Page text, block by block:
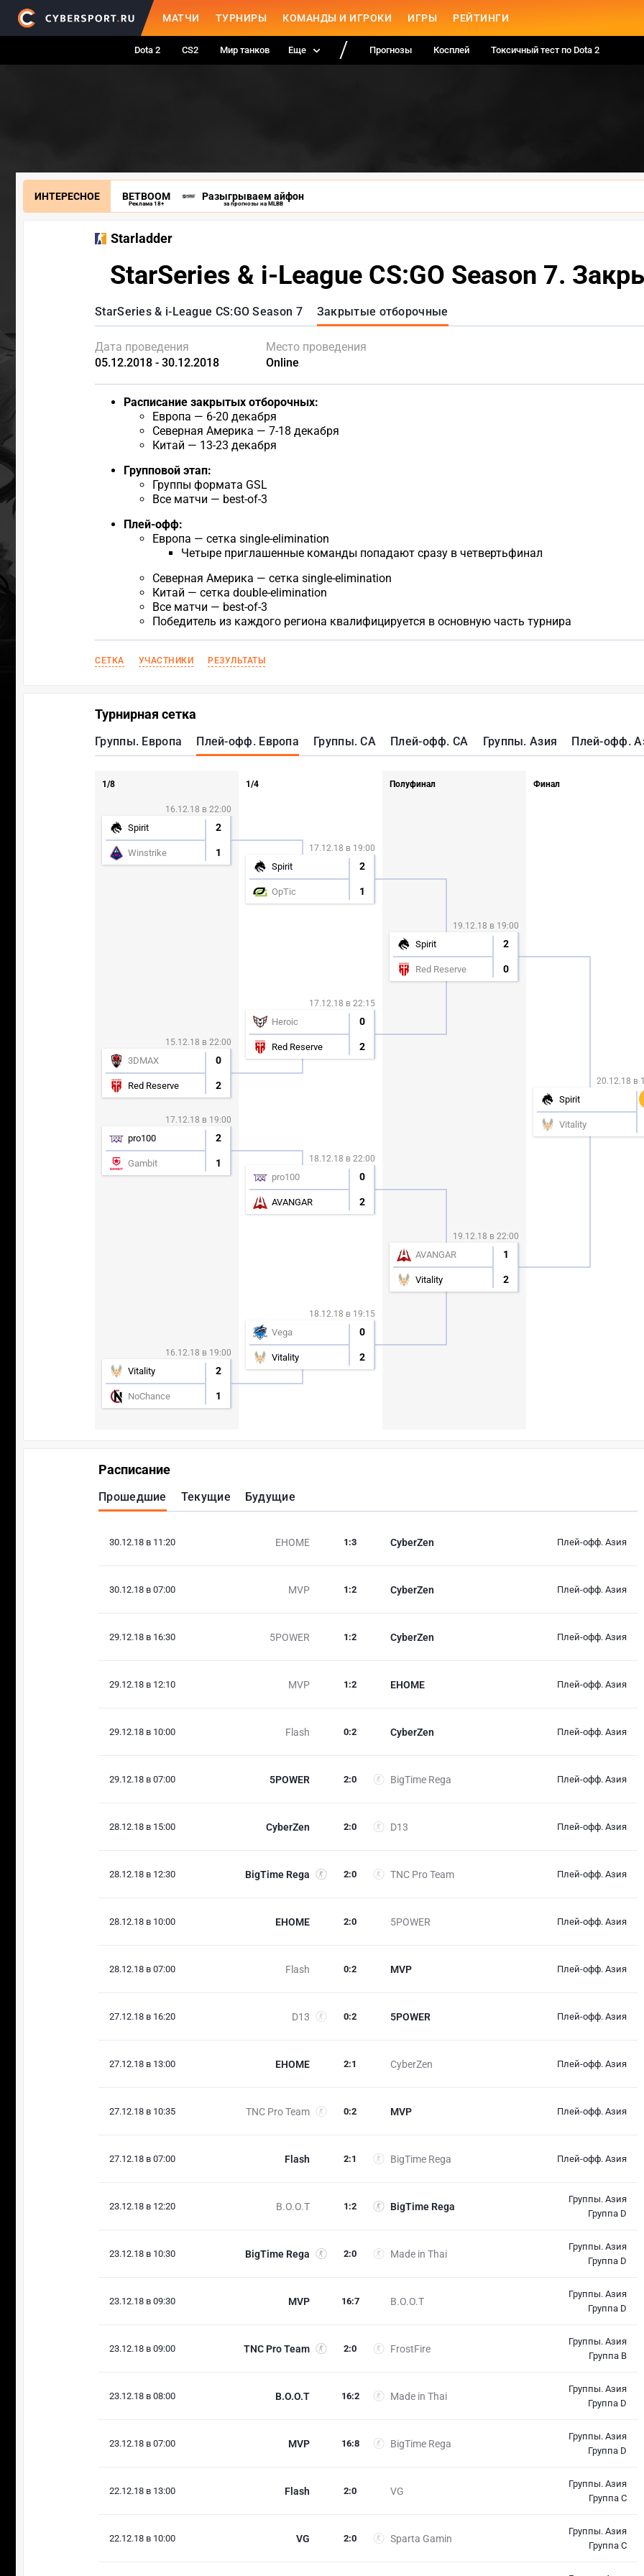
МАТЧИ ТУРНИРЫ КОМАНДЫ И ИГРОКИ ИГРЫ РЕЙТИНГИ
Dota 2 CS2 Мир танков Еще Прогнозы Косплей Токсичный тест по Dota 2
ИНТЕРЕСНОЕ BETBOOM
Реклама 18+
Разыгрываем айфон
за прогнозы на MLBB
Starladder
StarSeries & i-League CS:GO Season 7.
StarSeries & i-League CS:GO Season 7 Закрытые отборочные
Дата проведения
05.12.2018 - 30.12.2018
Место проведения
Online
Расписание закрытых отборочных:
Европа — 6-20 декабря
Северная Америка — 7-18 декабря
Китай — 13-23 декабря
Групповой этап:
Группы формата GSL
Все матчи — best-of-3
Плей-офф:
Европа — сетка single-elimination
Четыре приглашенные команды попадают сразу в четвертьфинал
Северная Америка — сетка single-elimination
Китай — сетка double-elimination
Все матчи — best-of-3
Победитель из каждого региона квалифицируется в основную часть турнира
СЕТКА УЧАСТНИКИ РЕЗУЛЬТАТЫ
Турнирная сетка
Группы. Европа Плей-офф. Европа Группы. СА Плей-офф. СА Группы. Азия Плей-офф.
1/8
16.12.18 в 22:00
Spirit 2
Winstrike 1
15.12.18 в 22:00
3DMAX 0
Red Reserve 2
17.12.18 в 19:00
pro100 2
Gambit 1
16.12.18 в 19:00
Vitality 2
NoChance 1
1/4
17.12.18 в 19:00
Spirit 2
OpTic 1
17.12.18 в 22:15
Heroic 0
Red Reserve 2
18.12.18 в 22:00
pro100 0
AVANGAR 2
18.12.18 в 19:15
Vega 0
Vitality 2
Полуфинал
19.12.18 в 19:00
Spirit 2
Red Reserve 0
19.12.18 в 22:00
AVANGAR 1
Vitality 2
Финал
20.12.18 в
Spirit
Vitality
Расписание
Прошедшие Текущие Будущие
30.12.18 в 11:20 EHOME CyberZen
1 :3 Плей-офф. Азия
30.12.18 в 07:00 MVP CyberZen
1 :2 Плей-офф. Азия
29.12.18 в 16:30 5POWER CyberZen
1 :2 Плей-офф. Азия
29.12.18 в 12:10 MVP EHOME
1 :2 Плей-офф. Азия
29.12.18 в 10:00 Flash CyberZen
0:2 Плей-офф. Азия
29.12.18 в 07:00 5POWER BigTime Rega
2:0 Плей-офф. Азия
28.12.18 в 15:00 CyberZen D13
2:0 Плей-офф. Азия
28.12.18 в 12:30 BigTime Rega TNC Pro Team
2:0 Плей-офф. Азия
28.12.18 в 10:00 EHOME 5POWER
2:0 Плей-офф. Азия
28.12.18 в 07:00 Flash MVP
0:2 Плей-офф. Азия
27.12.18 в 16:20 D13 5POWER
0:2 Плей-офф. Азия
27.12.18 в 13:00 EHOME CyberZen
2:1 Плей-офф. Азия
27.12.18 в 10:35 TNC Pro Team MVP
0:2 Плей-офф. Азия
27.12.18 в 07:00 Flash BigTime Rega
2:1 Плей-офф. Азия
23.12.18 в 12:20 B.O.O.T BigTime Rega
1 :2
Группы. Азия
Группа D
23.12.18 в 10:30 BigTime Rega Made in Thai
2:0
Группы. Азия
Группа D
23.12.18 в 09:30 MVP B.O.O.T
16:7
Группы. Азия
Группа D
23.12.18 в 09:00 TNC Pro Team FrostFire
2:0
Группы. Азия
Группа B
23.12.18 в 08:00 B.O.O.T Made in Thai
16:2
Группы. Азия
Группа D
23.12.18 в 07:00 MVP BigTime Rega
16:8
Группы. Азия
Группа D
22.12.18 в 13:00 Flash VG
2:0
Группы. Азия
Группа C
22.12.18 в 10:00 VG Sparta Gamin
2:0
Группы. Азия
Группа C